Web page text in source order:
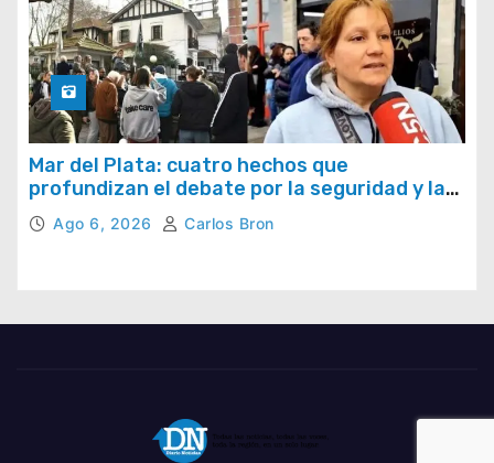
Mar del Plata: cuatro hechos que
profundizan el debate por la seguridad y la
respuesta del Estado
Ago 6, 2026 Carlos Bron